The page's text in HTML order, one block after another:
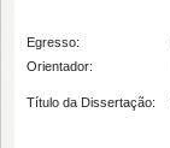
Egresso:
Orientador:
Título da Dissertação: